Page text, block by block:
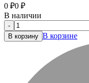
0 ₽0 ₽
В наличии
-
В корзину В корзине